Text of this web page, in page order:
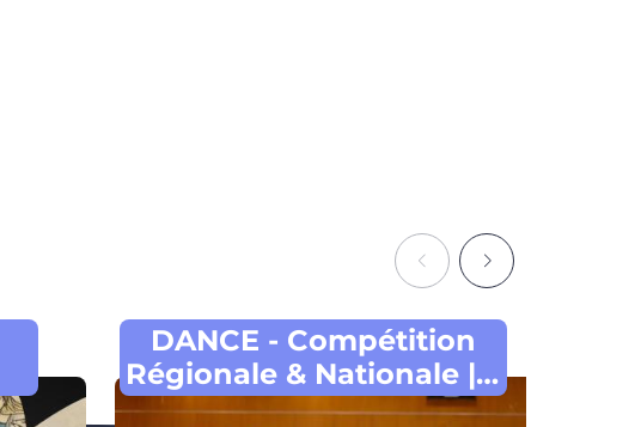
DANCE - Compétition
Régionale & Nationale | 6
décembre 2026